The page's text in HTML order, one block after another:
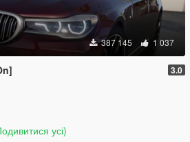
387 145 1 037
3.0
усі)